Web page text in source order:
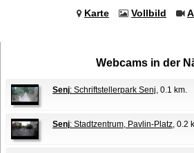
Karte Vollbild
Webcams in der
Senj: Schriftstellerpark Senj, 0.1 km.
Senj: Stadtzentrum, Pavlin-Platz, 0.2